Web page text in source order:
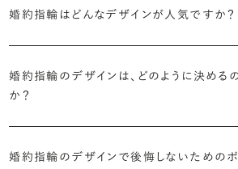
Ring（エンゲージメントリング）と呼ばれます。
リリアンスプラスでも不動の人気を誇ります。
えたデザイン。愛らしい雰囲気が楽しめます。
婚約指輪はどんなデザインが人気ですか？
に留めた王道のデザイン「ソリティア」です。
婚約指輪のデザインは、どのように決める
か？
す。
婚約指輪のデザインで後悔しないための